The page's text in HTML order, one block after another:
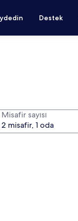
Destek
Misafir sayısı